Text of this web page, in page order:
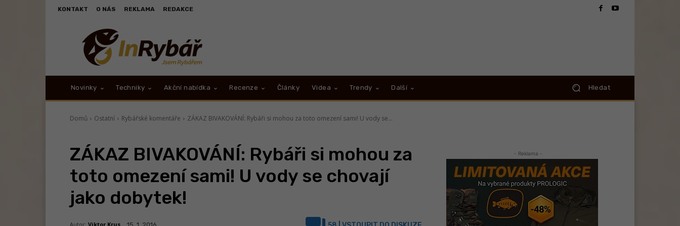
KONTAKT O NÁS REKLAMA REDAKCE
Novinky Techniky Akční nabídka Recenze Články Videa Trendy Další Hledat
Domů Ostatní Rybářské komentáře ZÁKAZ BIVAKOVÁNÍ: Rybáři si mohou za toto omezení sami! U vody se...
ZÁKAZ BIVAKOVÁNÍ: Rybáři si mohou za
toto omezení sami! U vody se chovají
jako dobytek!
Autor: Viktor Krus
- Reklama -